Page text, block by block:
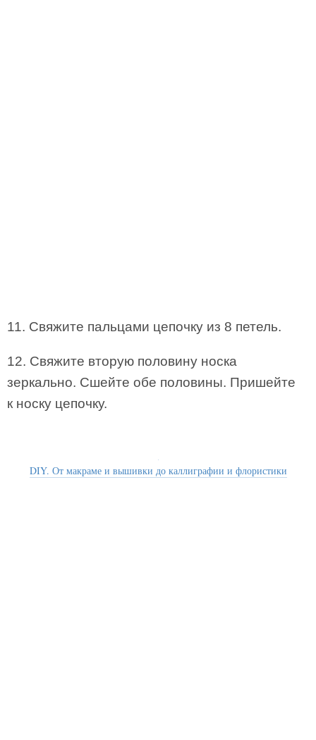
11. Свяжите пальцами цепочку из 8 петель.
12. Свяжите вторую половину носка
зеркально. Сшейте обе половины. Пришейте
к носку цепочку.
DIY. От макраме и вышивки до каллиграфии и флористики